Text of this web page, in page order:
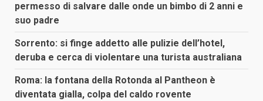
permesso di salvare dalle onde un bimbo di 2 anni e
suo padre
Sorrento: si finge addetto alle pulizie dell’hotel,
deruba e cerca di violentare una turista australiana
Roma: la fontana della Rotonda al Pantheon è
diventata gialla, colpa del caldo rovente